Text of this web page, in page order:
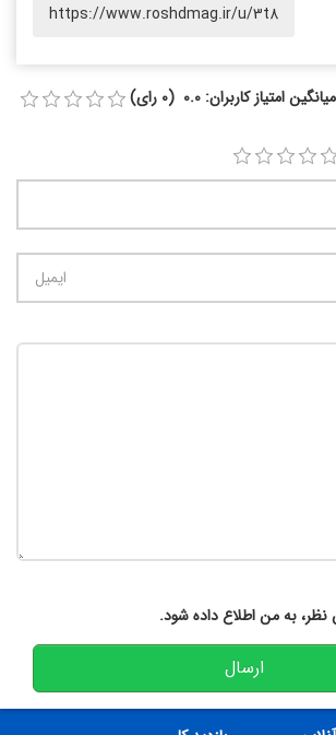
https://www.roshdmag.ir/u/3t8
میانگین امتیاز کاربران: 0.0 (0 رای)
نظر، به من اطلاع داده شود.
ارسال